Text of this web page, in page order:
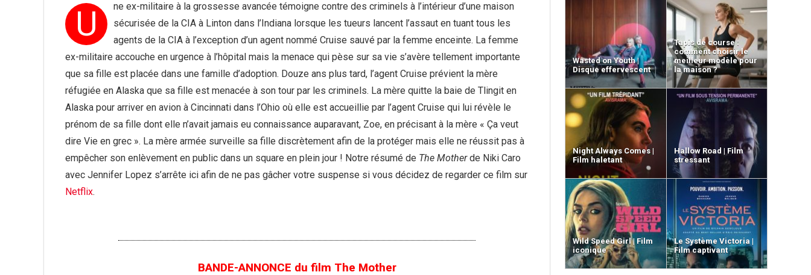
U
ne ex-militaire à la grossesse avancée témoigne contre des criminels à l’intérieur d’une maison
sécurisée de la CIA à Linton dans l’Indiana lorsque les tueurs lancent l’assaut en tuant tous les
agents de la CIA à l’exception d’un agent nommé Cruise sauvé par la femme enceinte. La femme
ex-militaire accouche en urgence à l’hôpital mais la menace qui pèse sur sa vie s’avère tellement importante
que sa fille est placée dans une famille d’adoption. Douze ans plus tard, l’agent Cruise prévient la mère
réfugiée en Alaska que sa fille est menacée à son tour par les criminels. La mère quitte la baie de Tlingit en
Alaska pour arriver en avion à Cincinnati dans l’Ohio où elle est accueillie par l’agent Cruise qui lui révèle le
prénom de sa fille dont elle n’avait jamais eu connaissance auparavant, Zoe, en précisant à la mère « Ça veut
dire Vie en grec ». La mère armée surveille sa fille discrètement afin de la protéger mais elle ne réussit pas à
empêcher son enlèvement en public dans un square en plein jour ! Notre résumé de The Motherde Niki Caro
avec Jennifer Lopez s’arrête ici afin de ne pas gâcher votre suspense si vous décidez de regarder ce film sur
Netflix.
BANDE-ANNONCE du film The Mother
Wasted on Youth |
Disque effervescent
Tapis de course :
comment choisir le
meilleur modèle pour
la maison ?
Night Always Comes |
Film haletant
Hallow Road | Film
stressant
Wild Speed Girl | Film
iconique
Le Système Victoria |
Film captivant